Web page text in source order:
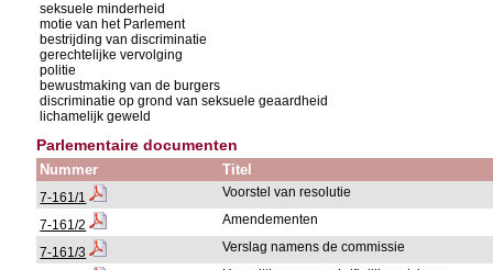
seksuele minderheid
motie van het Parlement
bestrijding van discriminatie
gerechtelijke vervolging
politie
bewustmaking van de burgers
discriminatie op grond van seksuele geaardheid
lichamelijk geweld
Parlementaire documenten
Nummer Titel
7-161/1 Voorstel van resolutie
7-161/2 Amendementen
7-161/3 Verslag namens de commissie